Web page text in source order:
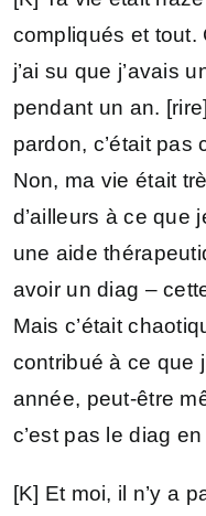
compliqués et tout.
j’ai su que j’avais
pendant un an.
pardon, c’était pas
Non, ma vie était
d’ailleurs à ce que
une aide
avoir un diag –
Mais c’était
contribué à ce que
année, peut-être
c’est pas le diag
[K] Et moi, il n’y a